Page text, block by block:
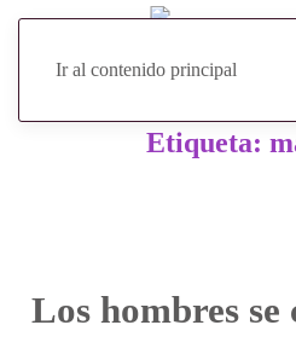
Ir al contenido principal
Etiqueta:
Los hombres se